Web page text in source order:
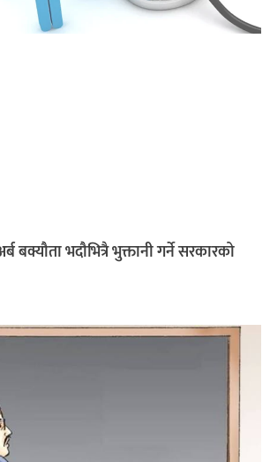
बक्यौता भदौभित्रै भुक्तानी गर्ने सरकारको